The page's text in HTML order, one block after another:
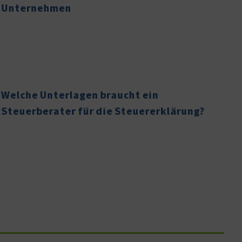
Unternehmen
Welche Unterlagen braucht ein
Steuerberater für die Steuererklärung?